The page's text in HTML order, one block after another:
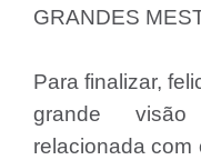
GRANDES
Para finalizar,
grande
relacionada com